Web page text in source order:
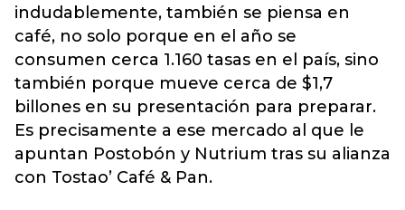
indudablemente, también se piensa en
café, no solo porque en el año se
consumen cerca 1.160 tasas en el país, sino
también porque mueve cerca de $1,7
billones en su presentación para preparar.
Es precisamente a ese mercado al que le
apuntan Postobón y Nutrium tras su alianza
con Tostao’ Café & Pan.